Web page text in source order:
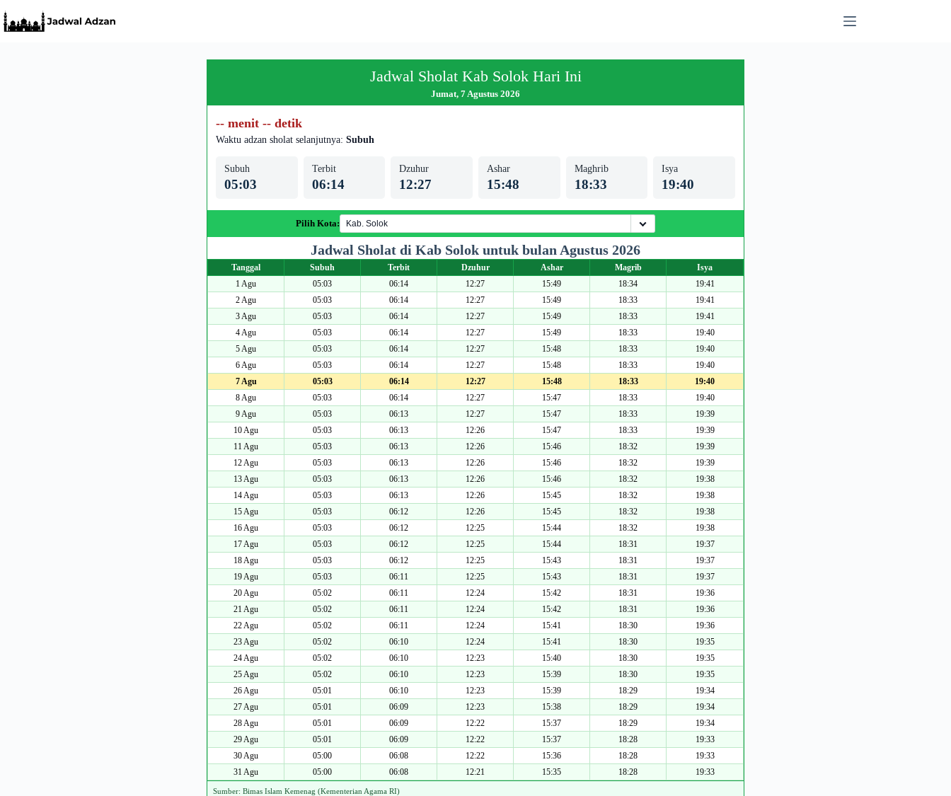
to
content
Jadwal Sholat Kab Solok Hari Ini
Jumat, 7 Agustus 2026
-- menit -- detik
Waktu adzan sholat selanjutnya: Subuh
Subuh
05:03
Terbit
06:14
Dzuhur
12:27
Ashar
15:48
Maghrib
18:33
Isya
19:40
Pilih Kota:
Jadwal Sholat di Kab Solok untuk bulan Agustus 2026
Tanggal Subuh Terbit Dzuhur Ashar Magrib
Isya
1 Agu
05:03 06:14 12:27 15:49 18:34
19:41
2 Agu
05:03 06:14 12:27 15:49 18:33
19:41
3 Agu
05:03 06:14 12:27 15:49 18:33
19:41
4 Agu
05:03 06:14 12:27 15:49 18:33
19:40
5 Agu
05:03 06:14 12:27 15:48 18:33
19:40
6 Agu
05:03 06:14 12:27 15:48 18:33
19:40
7 Agu
05:03 06:14 12:27 15:48 18:33
19:40
8 Agu
05:03 06:14 12:27 15:47 18:33
19:40
9 Agu
05:03 06:13 12:27 15:47 18:33
19:39
10 Agu
05:03 06:13 12:26 15:47 18:33
19:39
11 Agu
05:03 06:13 12:26 15:46 18:32
19:39
12 Agu
05:03 06:13 12:26 15:46 18:32
19:39
13 Agu
05:03 06:13 12:26 15:46 18:32
19:38
14 Agu
05:03 06:13 12:26 15:45 18:32
19:38
15 Agu
05:03 06:12 12:26 15:45 18:32
19:38
16 Agu
05:03 06:12 12:25 15:44 18:32
19:38
17 Agu
05:03 06:12 12:25 15:44 18:31
19:37
18 Agu
05:03 06:12 12:25 15:43 18:31
19:37
19 Agu
05:03 06:11 12:25 15:43 18:31
19:37
20 Agu
05:02 06:11 12:24 15:42 18:31
19:36
21 Agu
05:02 06:11 12:24 15:42 18:31
19:36
22 Agu
05:02 06:11 12:24 15:41 18:30
19:36
23 Agu
05:02 06:10 12:24 15:41 18:30
19:35
24 Agu
05:02 06:10 12:23 15:40 18:30
19:35
25 Agu
05:02 06:10 12:23 15:39 18:30
19:35
26 Agu
05:01 06:10 12:23 15:39 18:29
19:34
27 Agu
05:01 06:09 12:23 15:38 18:29
19:34
28 Agu
05:01 06:09 12:22 15:37 18:29
19:34
29 Agu
05:01 06:09 12:22 15:37 18:28
19:33
30 Agu
05:00 06:08 12:22 15:36 18:28
19:33
31 Agu
05:00 06:08 12:21 15:35 18:28 19:33
Sumber: Bimas Islam Kemenag (Kementerian Agama RI)